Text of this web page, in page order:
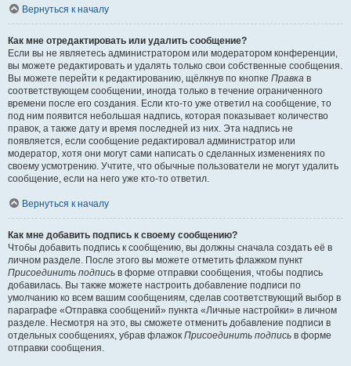
Вернуться к началу
Как мне отредактировать или удалить сообщение?
Если вы не являетесь администратором или модератором конференции,
вы можете редактировать и удалять только свои собственные сообщения.
Вы можете перейти к редактированию, щёлкнув по кнопке Правка в
соответствующем сообщении, иногда только в течение ограниченного
времени после его создания. Если кто-то уже ответил на сообщение, то
под ним появится небольшая надпись, которая показывает количество
правок, а также дату и время последней из них. Эта надпись не
появляется, если сообщение редактировал администратор или
модератор, хотя они могут сами написать о сделанных изменениях по
своему усмотрению. Учтите, что обычные пользователи не могут удалить
сообщение, если на него уже кто-то ответил.
Вернуться к началу
Как мне добавить подпись к своему сообщению?
Чтобы добавить подпись к сообщению, вы должны сначала создать её в
личном разделе. После этого вы можете отметить флажком пункт
Присоединить подпись в форме отправки сообщения, чтобы подпись
добавилась. Вы также можете настроить добавление подписи по
умолчанию ко всем вашим сообщениям, сделав соответствующий выбор в
параграфе «Отправка сообщений» пункта «Личные настройки» в личном
разделе. Несмотря на это, вы сможете отменить добавление подписи в
отдельных сообщениях, убрав флажок Присоединить подпись в форме
отправки сообщения.